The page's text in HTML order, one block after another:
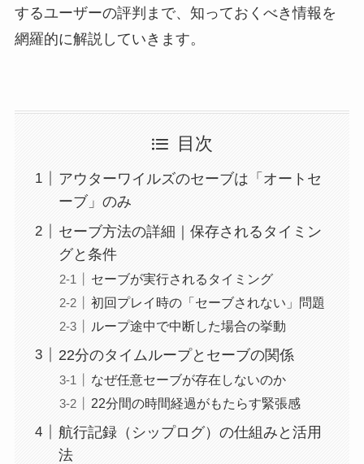
するユーザーの評判まで、知っておくべき情報を
網羅的に解説していきます。
目次
アウターワイルズのセーブは「オートセ
ーブ」のみ
セーブ方法の詳細｜保存されるタイミン
グと条件
セーブが実行されるタイミング
初回プレイ時の「セーブされない」問題
ループ途中で中断した場合の挙動
22分のタイムループとセーブの関係
なぜ任意セーブが存在しないのか
22分間の時間経過がもたらす緊張感
航行記録（シップログ）の仕組みと活用
法